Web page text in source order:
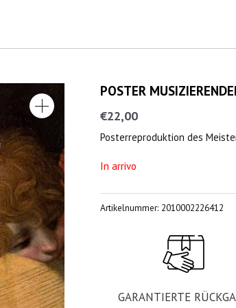
POSTER
€22,00
Posterreproduktion des
In arrivo
Artikelnummer: 2010002226412
GARANTIERTE